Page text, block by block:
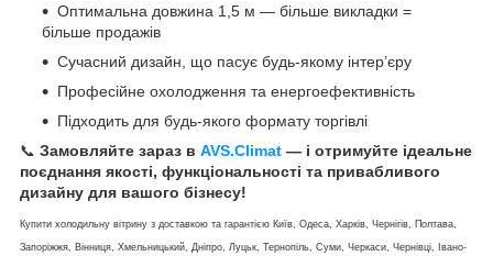
Оптимальна довжина 1,5 м — більше викладки =
більше продажів
Сучасний дизайн, що пасує будь-якому інтер’єру
Професійне охолодження та енергоефективність
Підходить для будь-якого формату торгівлі
📞 Замовляйте зараз в AVS.Climat — і отримуйте ідеальне
поєднання якості, функціональності та привабливого
дизайну для вашого бізнесу!
Купити холодильну вітрину з доставкою та гарантією Київ, Одеса, Харків, Чернігів, Полтава,
Запоріжжя, Вінниця, Хмельницький, Дніпро, Луцьк, Тернопіль, Суми, Черкаси, Чернівці, Івано-